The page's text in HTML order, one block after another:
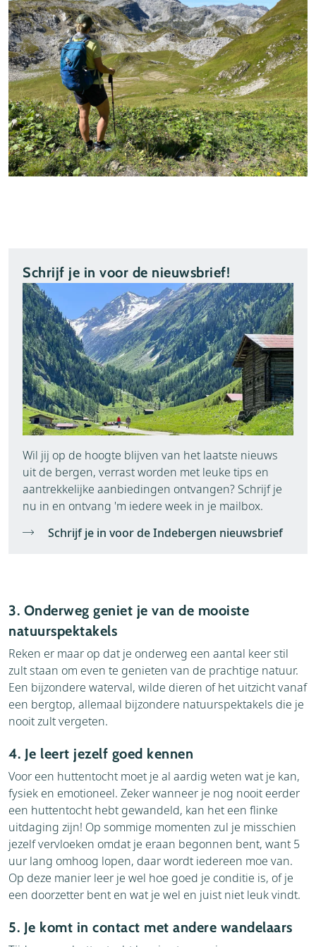
Schrijf je in voor de nieuwsbrief!
Wil jij op de hoogte blijven van het laatste nieuws
uit de bergen, verrast worden met leuke tips en
aantrekkelijke aanbiedingen ontvangen? Schrijf je
nu in en ontvang 'm iedere week in je mailbox.
Schrijf je in voor de Indebergen nieuwsbrief
3. Onderweg geniet je van de mooiste
natuurspektakels
Reken er maar op dat je onderweg een aantal keer stil
zult staan om even te genieten van de prachtige natuur.
Een bijzondere waterval, wilde dieren of het uitzicht vanaf
een bergtop, allemaal bijzondere natuurspektakels die je
nooit zult vergeten.
4. Je leert jezelf goed kennen
Voor een huttentocht moet je al aardig weten wat je kan,
fysiek en emotioneel. Zeker wanneer je nog nooit eerder
een huttentocht hebt gewandeld, kan het een flinke
uitdaging zijn! Op sommige momenten zul je misschien
jezelf vervloeken omdat je eraan begonnen bent, want 5
uur lang omhoog lopen, daar wordt iedereen moe van.
Op deze manier leer je wel hoe goed je conditie is, of je
een doorzetter bent en wat je wel en juist niet leuk vindt.
5. Je komt in contact met andere wandelaars